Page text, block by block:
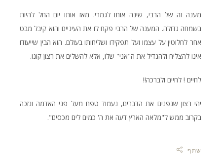
מענה זה של הרבי, שינה אותו לגמרי. מאז אותו יום החל להיות
בשמחה גדולה. המענה של הרבי פקח לו את העיניים והוא קיבל מבט
אחר לחלוטין על עצמו ועל תפקידו ושליחותו בעולם. הוא הבין שייעודו
אינו להצליח ולהגדיל את ה"אני" שלו, אלא להשלים את רצון קונו.
לחיים ! לחיים ולברכה!!
יהי רצון שנפנים את הדברים, נעמוד טפח מעל פני האדמה ונזכה
בקרוב ממש ל"מלאה הארץ דעה את ה' כמים לים מכסים".
שתף